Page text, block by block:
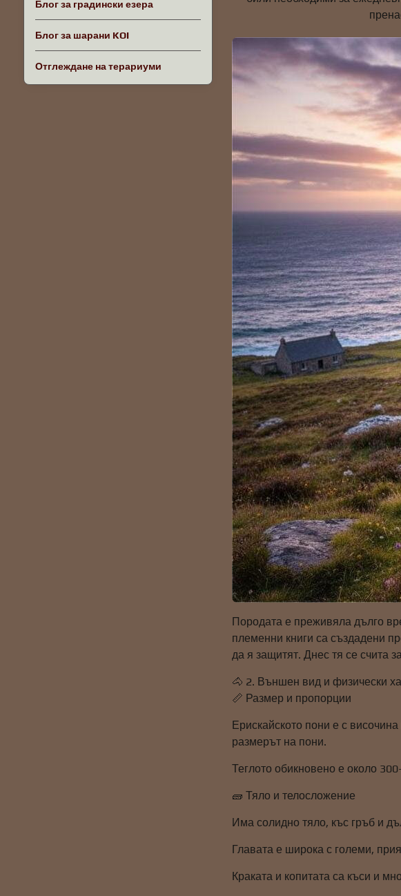
Породата е преживяла дълго
племенни книги са създадени
да я защитят. Днес тя се счита
🐴 2. Външен вид и физически
📏 Размер и пропорции
Ерискайското пони е с
размерът на пони.
Теглото обикновено е около
🧱 Тяло и телосложение
Има солидно тяло, къс гръб и
Главата е широка с големи,
Краката и копитата са къси и
Блог за градински езера
Блог за шарани KOI
Отглеждане на терариуми